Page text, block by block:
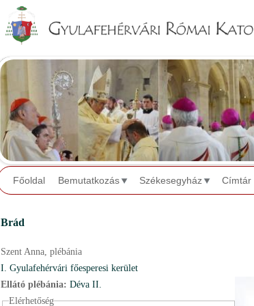
Főoldal Bemutatkozás Székesegyház Címtár
Brád
Szent Anna, plébánia
I. Gyulafehérvári főesperesi kerület
Ellátó plébánia: Déva II.
Elérhetőség